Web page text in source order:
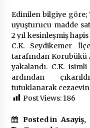
2 ay
DESTEK
2 ay
Muğla
Edinilen bilgiye göre;
uyuşturucu madde
2 yıl kesinleşmiş
C.K. Seydikemer
tarafından Korubükü
yakalandı. C.K.
ardından
tutuklanarak
Post Views: 186
Posted in Asayiş,